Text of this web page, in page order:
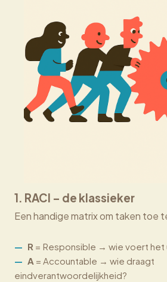
1. RACI – de klassieker
Een handige matrix om taken toe
R = Responsible → wie voert het
A = Accountable → wie draagt
eindverantwoordelijkheid?